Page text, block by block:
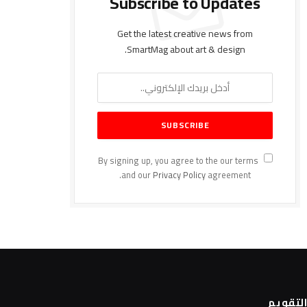
Get the latest creative news from
SmartMag about art & design.
By signing up, you agree to the our terms
and ourPrivacy Policyagreement.
التقويم